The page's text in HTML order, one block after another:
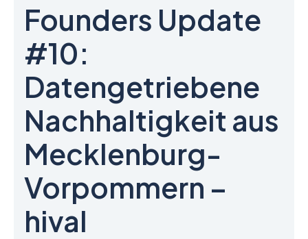
Founders Update
#10:
Datengetriebene
Nachhaltigkeit aus
Mecklenburg-
Vorpommern –
hival